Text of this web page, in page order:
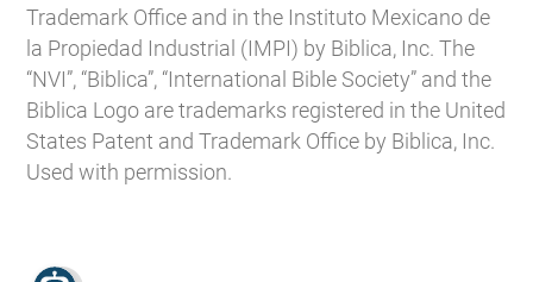
Trademark Office and in the Instituto Mexicano de
la Propiedad Industrial (IMPI) by Biblica, Inc. The
“NVI”, “Biblica”, “International Bible Society” and the
Biblica Logo are trademarks registered in the United
States Patent and Trademark Office by Biblica, Inc.
Used with permission.